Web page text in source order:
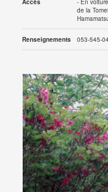
Accès
- En
de la
Renseignements 053-545-